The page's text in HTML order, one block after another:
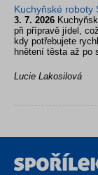
Kuchyňské roboty
3. 7. 2026
při přípravě jídel,
kdy potřebujete
hnětení těsta až po
Lucie Lakosilová